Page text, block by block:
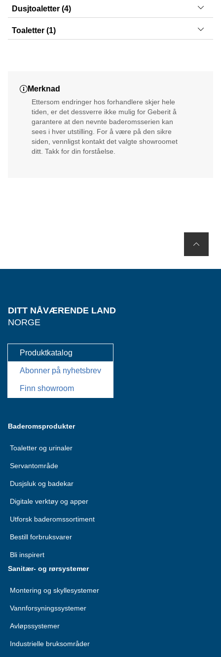
Dusjtoaletter (4)
AquaClean Sela, AquaClean Alba, AquaClean Mera,
AquaClean Mera
Toaletter (1)
Merknad
Ettersom endringer hos forhandlere skjer hele
tiden, er det dessverre ikke mulig for Geberit å
garantere at den nevnte baderomsserien kan
sees i hver utstilling. For å være på den sikre
siden, vennligst kontakt det valgte showroomet
ditt. Takk for din forståelse.
DITT NÅVÆRENDE LAND
NORGE
Produktkatalog
Abonner på nyhetsbrev
Finn showroom
Baderomsprodukter
Toaletter og urinaler
Servantområde
Dusjsluk og badekar
Digitale verktøy og apper
Utforsk baderomssortiment
Bestill forbruksvarer
Bli inspirert
Sanitær- og rørsystemer
Montering og skyllesystemer
Vannforsyningssystemer
Avløpssystemer
Industrielle bruksområder